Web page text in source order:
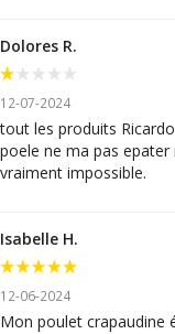
Dolores R.
12-07-2024
tout les produits
poele ne ma pas
vraiment impossible.
Isabelle H.
12-06-2024
Mon poulet crapaudine